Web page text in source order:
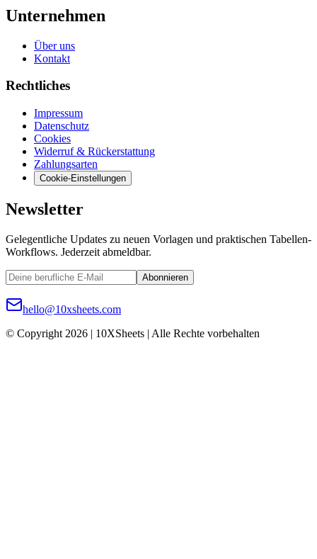
Unternehmen
Über uns
Kontakt
Rechtliches
Impressum
Datenschutz
Cookies
Widerruf & Rückerstattung
Zahlungsarten
Cookie-Einstellungen
Newsletter
Gelegentliche Updates zu neuen Vorlagen und praktischen Tabellen-
Workflows. Jederzeit abmeldbar.
Abonnieren
hello@10xsheets.com
© Copyright 2026 | 10XSheets | Alle Rechte vorbehalten